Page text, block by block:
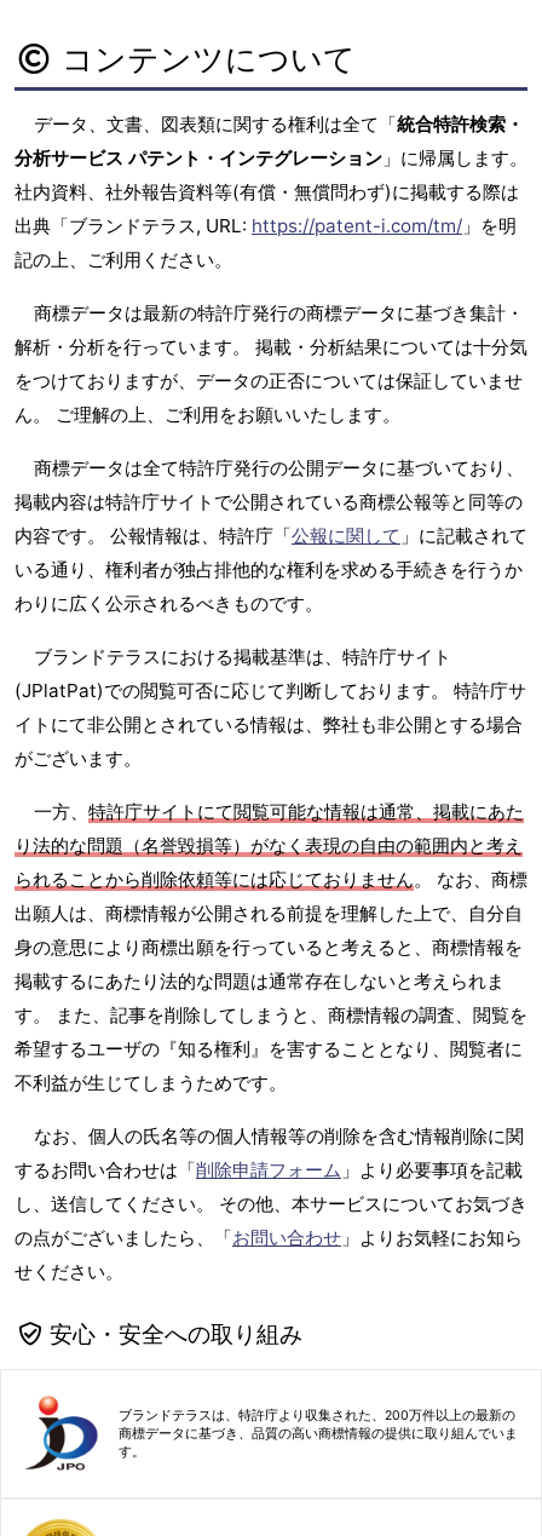
コンテンツについて
データ、文書、図表類に関する権利は全て「統合特許検索・
分析サービス パテント・インテグレーション 」に帰属します。
社内資料、社外報告資料等(有償・無償問わず)に掲載する際は
出典「ブランドテラス, URL: https://patent-i.com/tm/ 」を明
記の上、ご利用ください。
商標データは最新の特許庁発行の商標データに基づき集計・
解析・分析を行っています。 掲載・分析結果については十分気
をつけておりますが、データの正否については保証していませ
ん。 ご理解の上、ご利用をお願いいたします。
商標データは全て特許庁発行の公開データに基づいており、
掲載内容は特許庁サイトで公開されている商標公報等と同等の
内容です。 公報情報は、特許庁「公報に関して 」に記載されて
いる通り、権利者が独占排他的な権利を求める手続きを行うか
わりに広く公示されるべきものです。
ブランドテラスにおける掲載基準は、特許庁サイト
(JPlatPat)での閲覧可否に応じて判断しております。 特許庁サ
イトにて非公開とされている情報は、弊社も非公開とする場合
がございます。
一方、 特許庁サイトにて閲覧可能な情報は通常、掲載にあた
り法的な問題（名誉毀損等）がなく表現の自由の範囲内と考え
られることから削除依頼等には応じておりません。 なお、商標
出願人は、商標情報が公開される前提を理解した上で、自分自
身の意思により商標出願を行っていると考えると、商標情報を
掲載するにあたり法的な問題は通常存在しないと考えられま
す。 また、記事を削除してしまうと、商標情報の調査、閲覧を
希望するユーザの『知る権利』を害することとなり、閲覧者に
不利益が生じてしまうためです。
なお、個人の氏名等の個人情報等の削除を含む情報削除に関
するお問い合わせは「削除申請フォーム 」より必要事項を記載
し、送信してください。 その他、本サービスについてお気づき
の点がございましたら、「お問い合わせ 」よりお気軽にお知ら
せください。
安心・安全への取り組み
ブランドテラスは、特許庁より収集された、200万件以上の最新の
商標データに基づき、品質の高い商標情報の提供に取り組んでいま
す。